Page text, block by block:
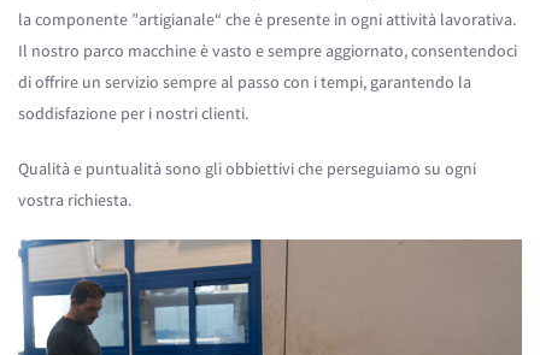
la componente ”artigianale“ che è presente in ogni attività lavorativa.
Il nostro parco macchine è vasto e sempre aggiornato, consentendoci
di offrire un servizio sempre al passo con i tempi, garantendo la
soddisfazione per i nostri clienti.
Qualità e puntualità sono gli obbiettivi che perseguiamo su ogni
vostra richiesta.